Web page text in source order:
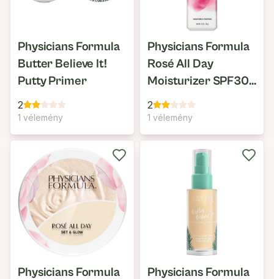
Physicians Formula
Butter Believe It!
Putty Primer
2
1 vélemény
Physicians Formula
Rosé All Day
Moisturizer SPF30
Nappali Hidratáló
2
1 vélemény
Physicians Formula
Physicians Formula